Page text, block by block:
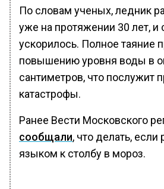
По словам ученых, ледник
уже на протяжении 30 лет, и
ускорилось. Полное таяние
повышению уровня воды в
сантиметров, что послужит
катастрофы.
Ранее Вести Московского
сообщали, что делать,
языком к столбу в мороз.